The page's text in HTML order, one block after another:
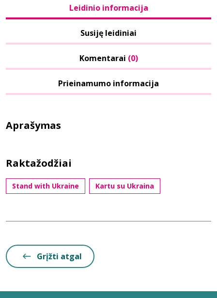
Leidinio informacija
Susiję leidiniai
Komentarai (0)
Prieinamumo informacija
Aprašymas
Raktažodžiai
Stand with Ukraine Kartu su Ukraina
Grįžti atgal